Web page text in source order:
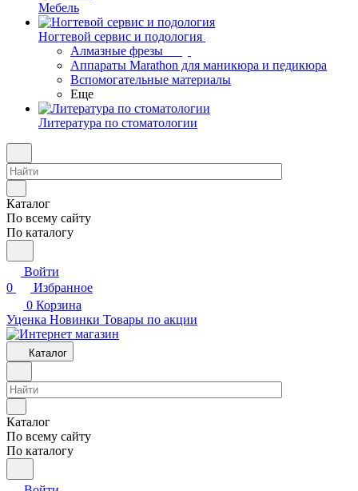
Мебель
Ногтевой сервис и подология
Алмазные фрезы
Аппараты Marathon для маникюра и педикюра
Вспомогательные материалы
Еще
Литература по стоматологии
Каталог
По всему сайту
По каталогу
Войти
0
Избранное
0 Корзина
Уценка Новинки Товары по акции
Каталог
Каталог
По всему сайту
По каталогу